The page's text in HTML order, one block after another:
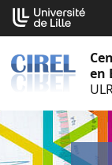
Aller
au
en
Cookies